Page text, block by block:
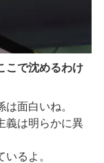
こで沈めるわけ
面白いね。
義は明らかに異
るよ。